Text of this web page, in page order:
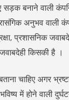
बनाने वाली
अनुभव वाली
प्रशासनिक
किसकी है ।
चाहिए अगर
में होने वाली